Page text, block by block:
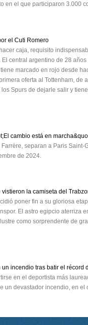
en el que participaron 3.000
el Cuti Romero
caja, requisito
central argentino de 28
marcado en rojo desde
oferta al Tottenham, de
Spurs de dejarle salir y
cambio está en
separan a Paris Saint-
de 2024.
la camiseta del
poner fin a su gloriosa
El astro egipcio aterriza
como sorprendente de
incendio tras batir el récord
en el deportista más
devastador incendio, en el